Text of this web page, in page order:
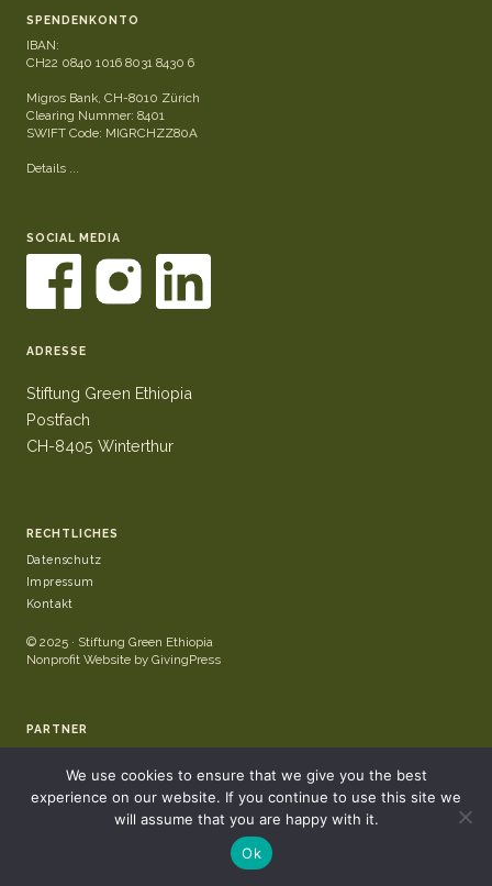
SPENDENKONTO
IBAN:
CH22 0840 1016 8031 8430 6
Migros Bank, CH-8010 Zürich
Clearing Nummer: 8401
SWIFT Code: MIGRCHZZ80A
Details ...
SOCIAL MEDIA
ADRESSE
Stiftung Green Ethiopia
Postfach
CH-8405 Winterthur
RECHTLICHES
Datenschutz
Impressum
Kontakt
© 2025 · Stiftung Green Ethiopia
Nonprofit Website by GivingPress
PARTNER
We use cookies to ensure that we give you the best
experience on our website. If you continue to use this site we
will assume that you are happy with it.
Ok